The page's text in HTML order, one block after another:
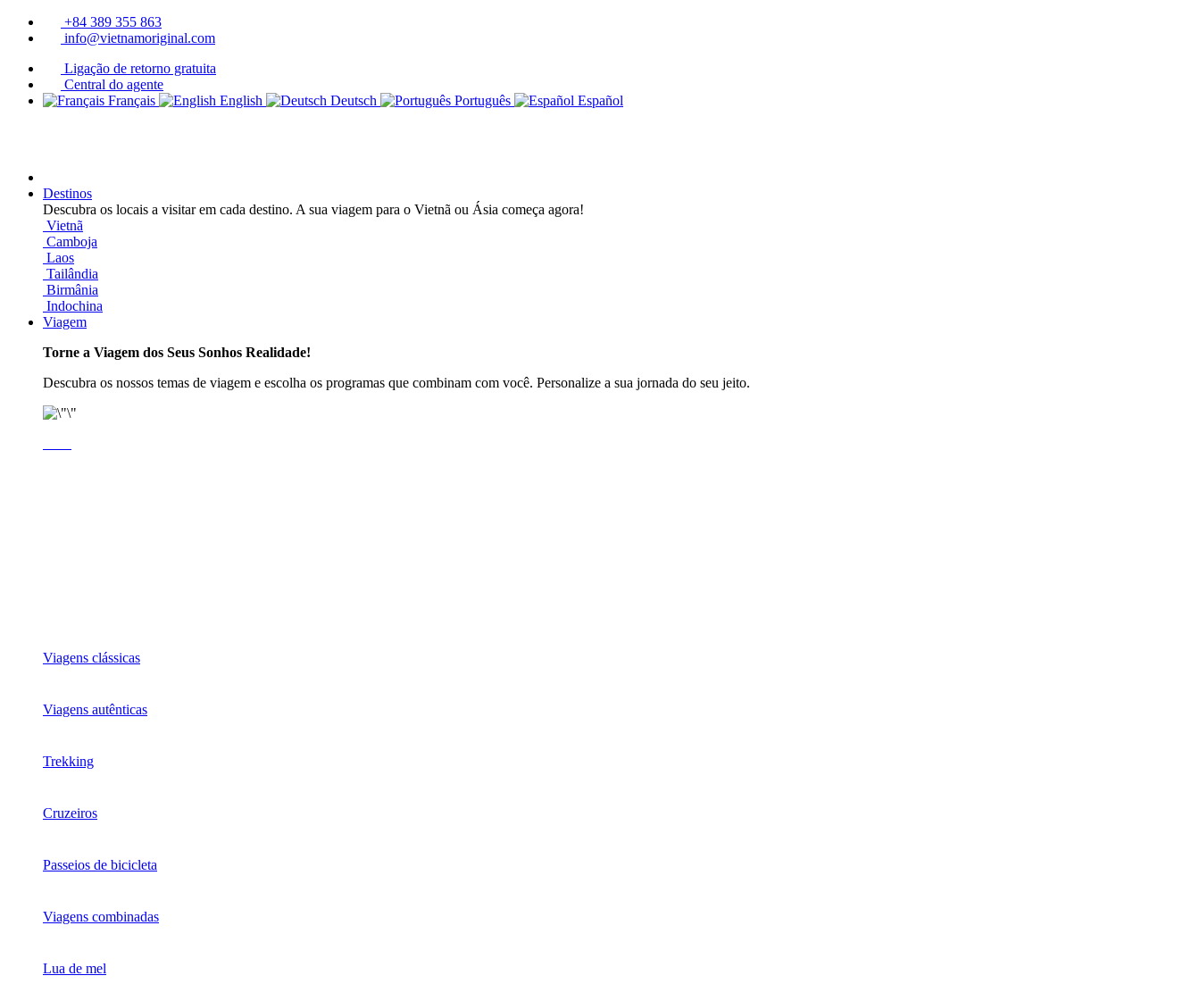
+84 389 355 863
info@vietnamoriginal.com
Ligação de retorno gratuita
Central do agente
Français
English Deutsch Português Español
Destinos
Descubra os locais a visitar em cada destino. A sua viagem para o Vietnã ou Ásia começa agora!
Vietnã
Camboja
Laos
Tailândia
Birmânia
Indochina
Viagem
Torne a Viagem dos Seus Sonhos Realidade!
Descubra os nossos temas de viagem e escolha os programas que combinam com você. Personalize a sua jornada do seu jeito.
Viagens clássicas
Viagens autênticas
Trekking
Cruzeiros
Passeios de bicicleta
Viagens combinadas
Lua de mel